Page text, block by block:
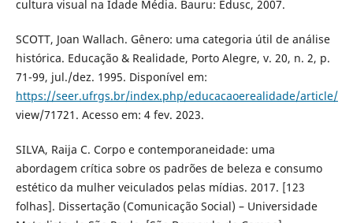
cultura visual na Idade Média. Bauru: Edusc, 2007.
SCOTT, Joan Wallach. Gênero: uma categoria útil de análise
histórica. Educação & Realidade, Porto Alegre, v. 20, n. 2, p.
71-99, jul./dez. 1995. Disponível em:
https://seer.ufrgs.br/index.php/educacaoerealidade/article/
view/71721. Acesso em: 4 fev. 2023.
SILVA, Raija C. Corpo e contemporaneidade: uma
abordagem crítica sobre os padrões de beleza e consumo
estético da mulher veiculados pelas mídias. 2017. [123
folhas]. Dissertação (Comunicação Social) – Universidade